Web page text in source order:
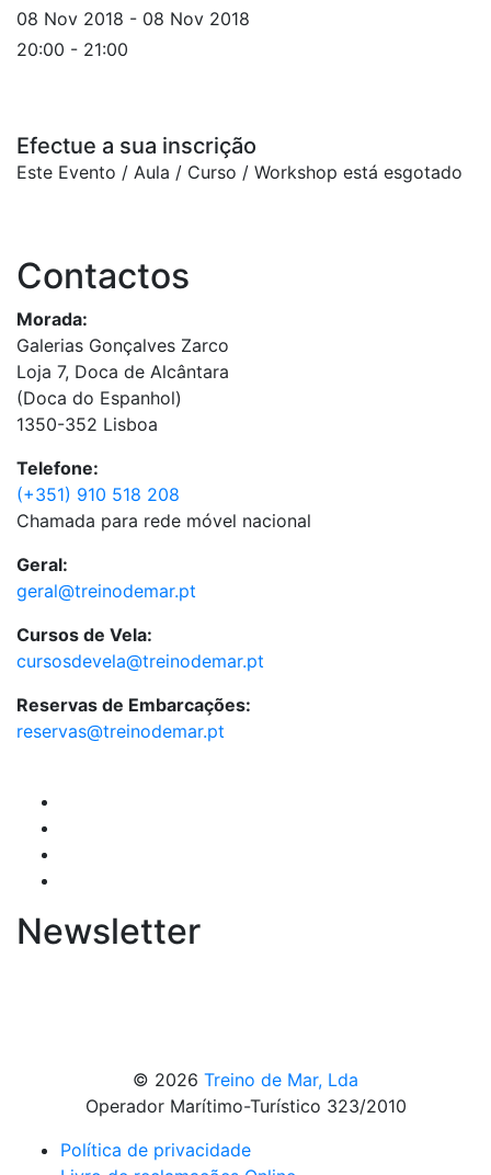
08 Nov 2018 - 08 Nov 2018
20:00 - 21:00
Efectue a sua inscrição
Este Evento / Aula / Curso / Workshop está esgotado
Contactos
Morada:
Galerias Gonçalves Zarco
Loja 7, Doca de Alcântara
(Doca do Espanhol)
1350-352 Lisboa
Telefone:
(+351) 910 518 208
Chamada para rede móvel nacional
Geral:
geral@treinodemar.pt
Cursos de Vela:
cursosdevela@treinodemar.pt
Reservas de Embarcações:
reservas@treinodemar.pt
Newsletter
© 2026 Treino de Mar, Lda
Operador Marítimo-Turístico 323/2010
Política de privacidade